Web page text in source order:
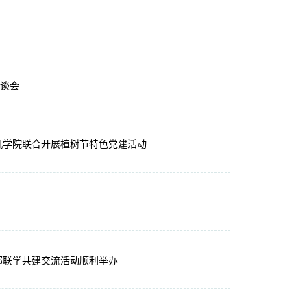
会
院联合开展植树节特色党建活动
学共建交流活动顺利举办